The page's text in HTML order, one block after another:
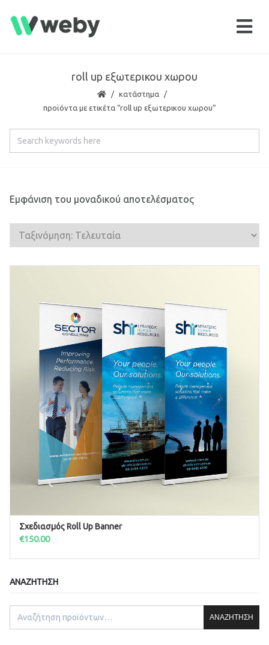
roll up εξωτερικου χωρου
κατάστημα
προϊόντα με ετικέτα “roll up εξωτερικου χωρου”
Εμφάνιση του μοναδικού αποτελέσματος
ΠΡΟΣΘΉΚΗ ΣΤΟ ΚΑΛΆΘΙ
Σχεδιασμός Roll Up Banner
€150.00
ΑΝΑΖΉΤΗΣΗ
ΑΝΑΖΉΤΗΣΗ